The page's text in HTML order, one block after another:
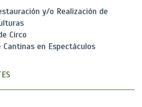
y/o Realización de
Circo
Cantinas en Espectáculos